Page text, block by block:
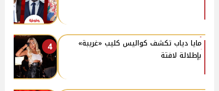
4
مايا دياب تكشف كواليس كليب «غريبة»
بإطلالة لافتة